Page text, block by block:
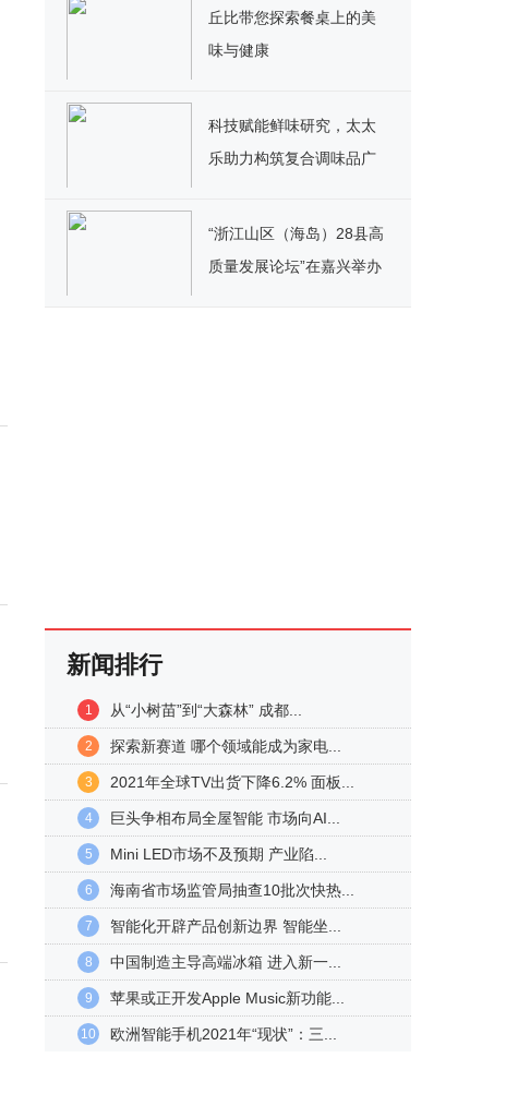
丘比带您探索餐桌上的美
味与健康
科技赋能鲜味研究，太太
乐助力构筑复合调味品广
“浙江山区（海岛）28县高
质量发展论坛”在嘉兴举办
新闻排行
1 从“小树苗”到“大森林” 成都...
2 探索新赛道 哪个领域能成为家电...
3 2021年全球TV出货下降6.2% 面板...
4 巨头争相布局全屋智能 市场向AI...
5 Mini LED市场不及预期 产业陷...
6 海南省市场监管局抽查10批次快热...
7 智能化开辟产品创新边界 智能坐...
8 中国制造主导高端冰箱 进入新一...
9 苹果或正开发Apple Music新功能...
10 欧洲智能手机2021年“现状”：三...